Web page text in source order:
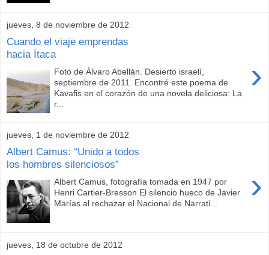
jueves, 8 de noviembre de 2012
Cuando el viaje emprendas
hacia Ítaca
›
Foto de Álvaro Abellán. Desierto israelí,
septiembre de 2011. Encontré este poema de
Kavafis en el corazón de una novela deliciosa: La
r...
jueves, 1 de noviembre de 2012
Albert Camus: “Unido a todos
los hombres silenciosos”
›
Albert Camus, fotografía tomada en 1947 por
Henri Cartier-Bresson El silencio hueco de Javier
Marías al rechazar el Nacional de Narrati...
jueves, 18 de octubre de 2012